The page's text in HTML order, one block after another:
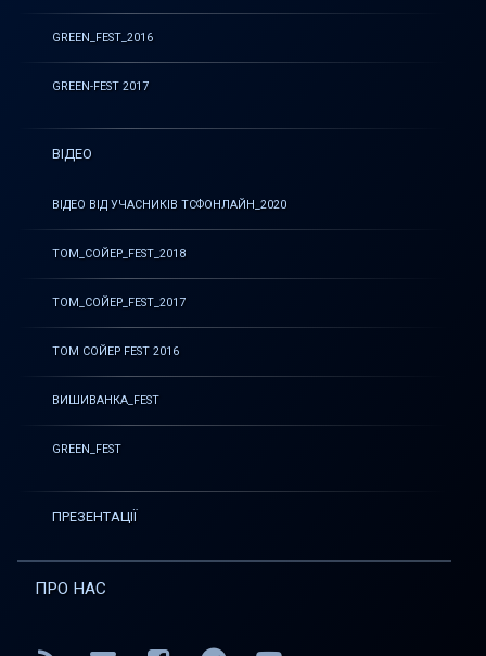
GREEN_FEST_2016
GREEN-FEST 2017
ВІДЕО
ВІДЕО ВІД УЧАСНИКІВ ТСФОНЛАЙН_2020
ТОМ_СОЙЕР_FEST_2018
ТОМ_СОЙЕР_FEST_2017
ТОМ СОЙЕР FEST 2016
ВИШИВАНКА_FEST
GREEN_FEST
ПРЕЗЕНТАЦІЇ
ПРО НАС